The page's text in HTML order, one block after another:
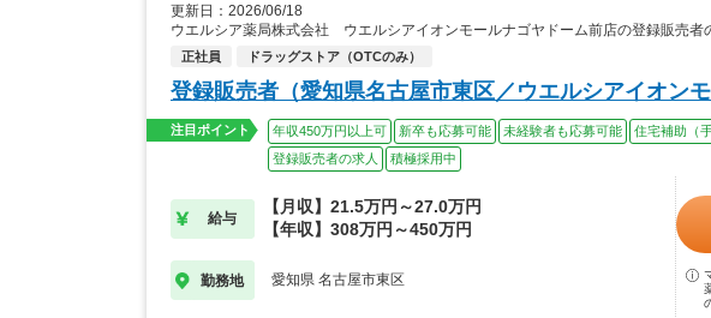
更新日：2026/06/18
ウエルシア薬局株式会社 ウエルシアイオンモールナゴヤドーム前店の登録販売者
正社員 ドラッグストア（OTCのみ）
登録販売者（愛知県名古屋市東区／ウエルシアイオン
注目ポイント 年収450万円以上可 新卒も応募可能 未経験者も応募可能 住宅補助（
登録販売者の求人
積極採用中
給与
【月収】21.5万円～27.0万円
【年収】308万円～450万円
勤務地 愛知県 名古屋市東区